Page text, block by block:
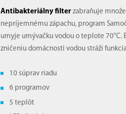
Antibakteriálny filter zabraňuje
nepríjemnému zápachu, program
umyje umývačku vodou o teplote 70°C.
zničeniu domácnosti vodou stráži
10 súprav riadu
6 programov
5 teplôt